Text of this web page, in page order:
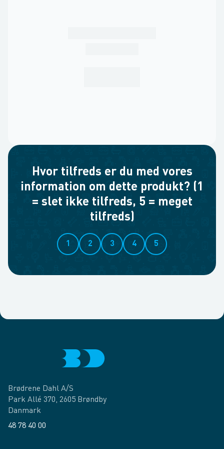
Hvor tilfreds er du med vores
information om dette produkt? (1
= slet ikke tilfreds, 5 = meget
tilfreds)
1 2 3 4 5
Brødrene Dahl A/S
Park Allé 370, 2605 Brøndby
Danmark
48 78 40 00